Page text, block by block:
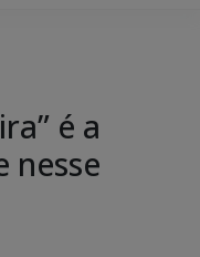
é a
nesse